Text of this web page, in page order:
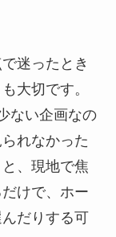
迷ったとき
大切です。
ない企画なの
れなかった
、現地で焦
けで、ホー
だりする可